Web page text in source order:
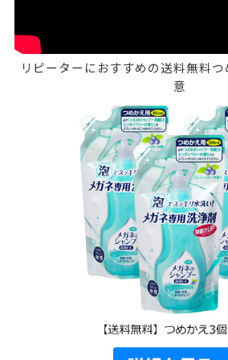
リピーターにおすすめの送料無料
意